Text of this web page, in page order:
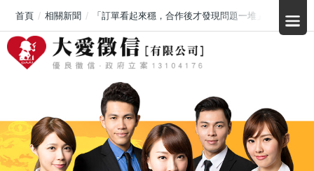
首頁 相關新聞 「訂單看起來穩，合作後才發現問題一堆」彰化工廠